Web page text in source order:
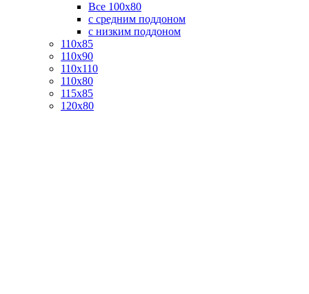
Все 100х80
с средним поддоном
с низким поддоном
110х85
110х90
110х110
110х80
115х85
120х80